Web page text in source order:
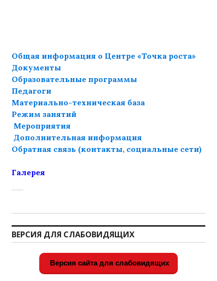
Общая информация о Центре «Точка роста»
Документы
Образовательные программы
Педагоги
Материально-техническая база
Режим занятий
Мероприятия
Дополнительная информация
Обратная связь (контакты, социальные сети)
Галерея
ВЕРСИЯ ДЛЯ СЛАБОВИДЯЩИХ
Версия сайта для слабовидящих